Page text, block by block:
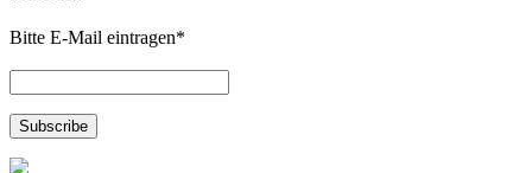
Bitte E-Mail eintragen*